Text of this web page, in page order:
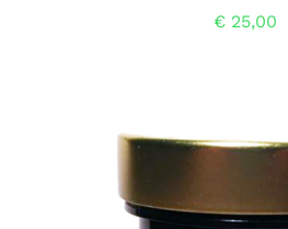
€ 25,00